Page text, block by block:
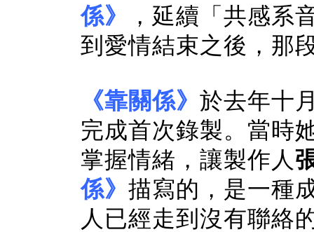
係》
，延續「共感系
到愛情結束之後，那
《靠關係》 於去年十
完成首次錄製。當時
掌握情緒，讓製作人
係》 描寫的，是一種
人已經走到沒有聯絡